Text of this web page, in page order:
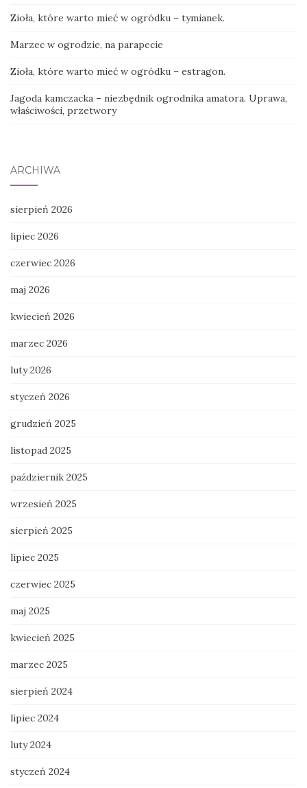
Zioła, które warto mieć w ogródku – tymianek.
Marzec w ogrodzie, na parapecie
Zioła, które warto mieć w ogródku – estragon.
Jagoda kamczacka – niezbędnik ogrodnika amatora. Uprawa,
właściwości, przetwory
ARCHIWA
sierpień 2026
lipiec 2026
czerwiec 2026
maj 2026
kwiecień 2026
marzec 2026
luty 2026
styczeń 2026
grudzień 2025
listopad 2025
październik 2025
wrzesień 2025
sierpień 2025
lipiec 2025
czerwiec 2025
maj 2025
kwiecień 2025
marzec 2025
sierpień 2024
lipiec 2024
luty 2024
styczeń 2024